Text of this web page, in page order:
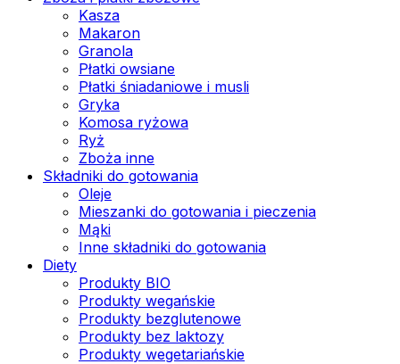
Kasza
Makaron
Granola
Płatki owsiane
Płatki śniadaniowe i musli
Gryka
Komosa ryżowa
Ryż
Zboża inne
Składniki do gotowania
Oleje
Mieszanki do gotowania i pieczenia
Mąki
Inne składniki do gotowania
Diety
Produkty BIO
Produkty wegańskie
Produkty bezglutenowe
Produkty bez laktozy
Produkty wegetariańskie